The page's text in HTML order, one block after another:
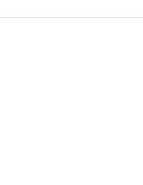
MED